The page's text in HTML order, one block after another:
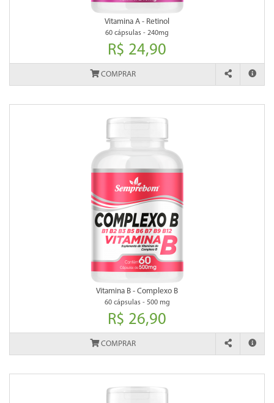
Vitamina A - Retinol
60 cápsulas - 240mg
R$ 24,90
COMPRAR
Vitamina B - Complexo B
60 cápsulas - 500 mg
R$ 26,90
COMPRAR